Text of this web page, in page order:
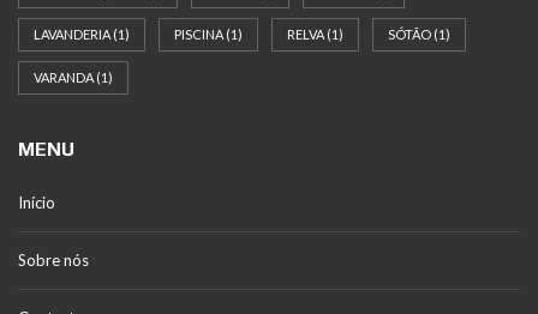
LAVANDERIA (1) PISCINA (1) RELVA (1) SÓTÃO (1)
VARANDA (1)
MENU
Início
Sobre nós